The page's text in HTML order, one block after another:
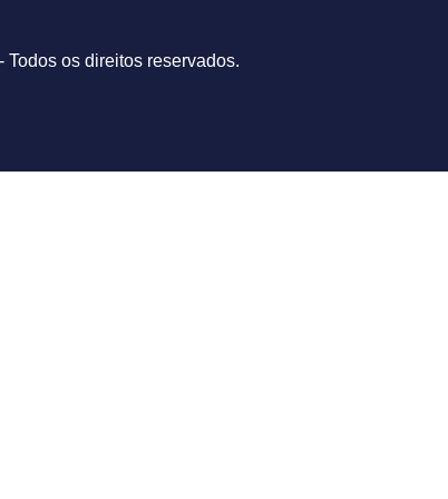
- Todos os direitos reservados.